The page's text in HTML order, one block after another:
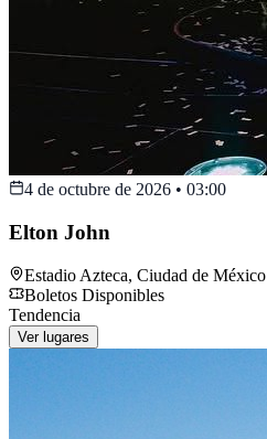
4 de octubre de 2026 • 03:00
Elton John
Estadio Azteca, Ciudad de México
Boletos Disponibles
Tendencia
Ver lugares